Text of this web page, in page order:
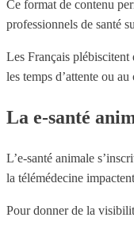
Ce format de contenu
professionnels de santé
Les Français plébiscitent
les temps d’attente ou
La e-santé
L’e-santé animale
la télémédecine
Pour donner de la